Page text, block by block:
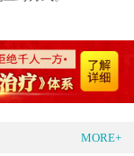
MORE+